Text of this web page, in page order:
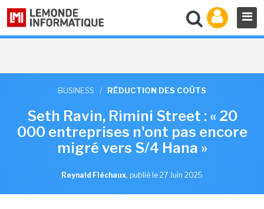
BUSINESS / RÉDUCTION DES COÛTS
Seth Ravin, Rimini Street : « 20
000 entreprises n'ont pas encore
migré vers S/4 Hana »
Reynald Fléchaux, publié le 27 Juin 2025